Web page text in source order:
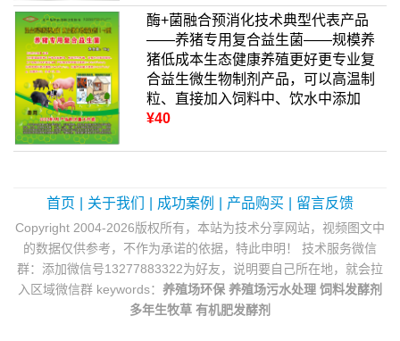
酶+菌融合预消化技术典型代表产品
——养猪专用复合益生菌——规模养
猪低成本生态健康养殖更好更专业复
合益生微生物制剂产品，可以高温制
粒、直接加入饲料中、饮水中添加
¥40
首页 关于我们 成功案例 产品购买 留言反馈
Copyright 2004-2026版权所有，本站为技术分享网站，视频图文中
的数据仅供参考，不作为承诺的依据，特此申明！ 技术服务微信
群：添加微信号13277883322为好友，说明要自己所在地，就会拉
入区域微信群 keywords： 养殖场环保 养殖场污水处理 饲料发酵剂
多年生牧草 有机肥发酵剂